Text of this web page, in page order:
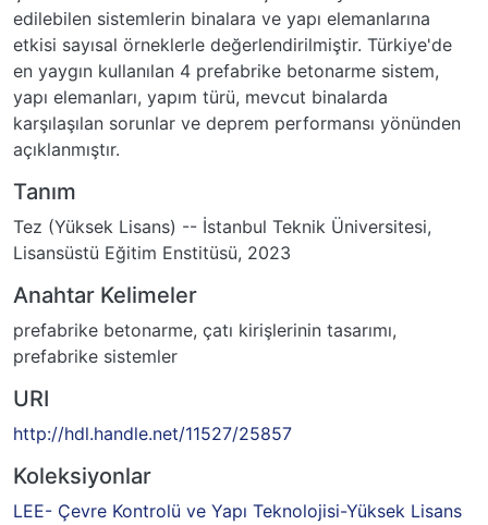
edilebilen sistemlerin binalara ve yapı elemanlarına
etkisi sayısal örneklerle değerlendirilmiştir. Türkiye'de
en yaygın kullanılan 4 prefabrike betonarme sistem,
yapı elemanları, yapım türü, mevcut binalarda
karşılaşılan sorunlar ve deprem performansı yönünden
açıklanmıştır.
Tanım
Tez (Yüksek Lisans) -- İstanbul Teknik Üniversitesi,
Lisansüstü Eğitim Enstitüsü, 2023
Anahtar Kelimeler
prefabrike betonarme, çatı kirişlerinin tasarımı,
prefabrike sistemler
URI
http://hdl.handle.net/11527/25857
Koleksiyonlar
LEE- Çevre Kontrolü ve Yapı Teknolojisi-Yüksek Lisans